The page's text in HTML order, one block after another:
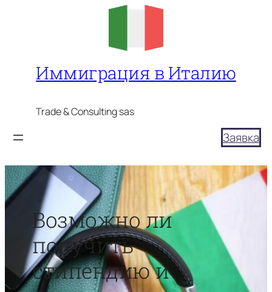
Иммиграция в Италию
Trade & Consulting sas
Заявка
Возможно ли
получить
стипендию и